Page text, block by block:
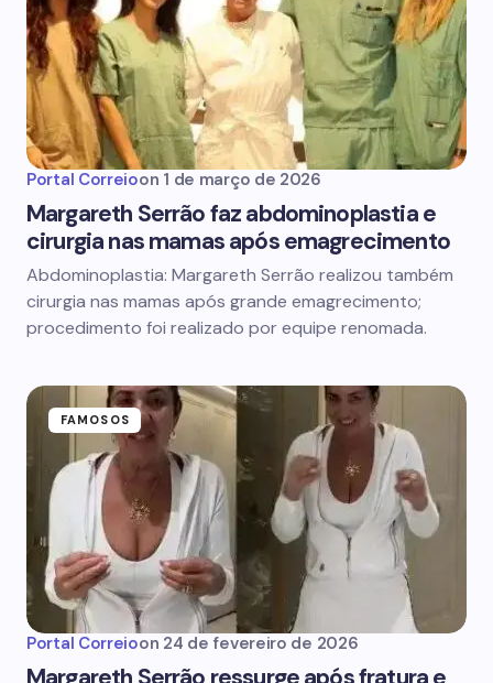
Portal Correioon 1 de março de 2026
Margareth Serrão faz abdominoplastia e
cirurgia nas mamas após emagrecimento
Abdominoplastia: Margareth Serrão realizou também
cirurgia nas mamas após grande emagrecimento;
procedimento foi realizado por equipe renomada.
FAMOSOS
Portal Correioon 24 de fevereiro de 2026